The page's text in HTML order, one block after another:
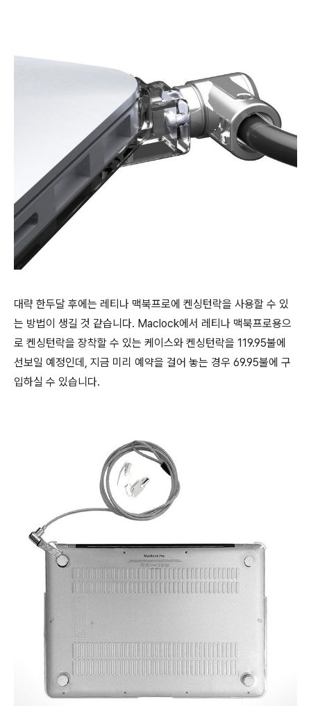
대략 한두달 후에는 레티나 맥북프로에 켄싱턴락을 사용할 수 있
는 방법이 생길 것 같습니다. Maclock에서 레티나 맥북프로용으
로 켄싱턴락을 장착할 수 있는 케이스와 켄싱턴락을 119.95불에
선보일 예정인데, 지금 미리 예약을 걸어 놓는 경우 69.95불에 구
입하실 수 있습니다.